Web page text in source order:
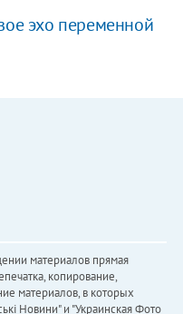
эхо переменной
материалов прямая
копирование,
материалов, в которых
Новини" и "Украинская Фото